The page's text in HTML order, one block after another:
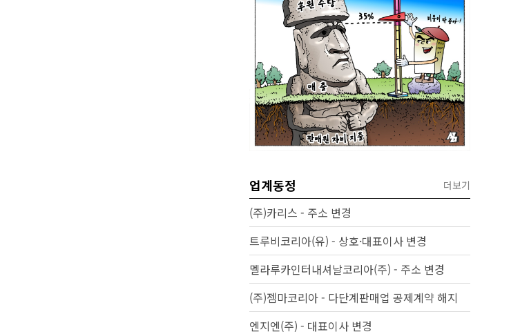
업계동정 더보기
(주)카리스 - 주소 변경
트루비코리아(유) - 상호·대표이사 변경
멜라루카인터내셔날코리아(주) - 주소 변경
(주)젬마코리아 - 다단계판매업 공제계약 해지
엔지엔(주) - 대표이사 변경